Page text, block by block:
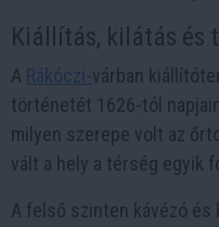
Kiállítás, kilátás és
A Rákóczi-várban
történetét 1626-tól
milyen szerepe volt az
vált a hely a térség egyik
A felső szinten kávézó